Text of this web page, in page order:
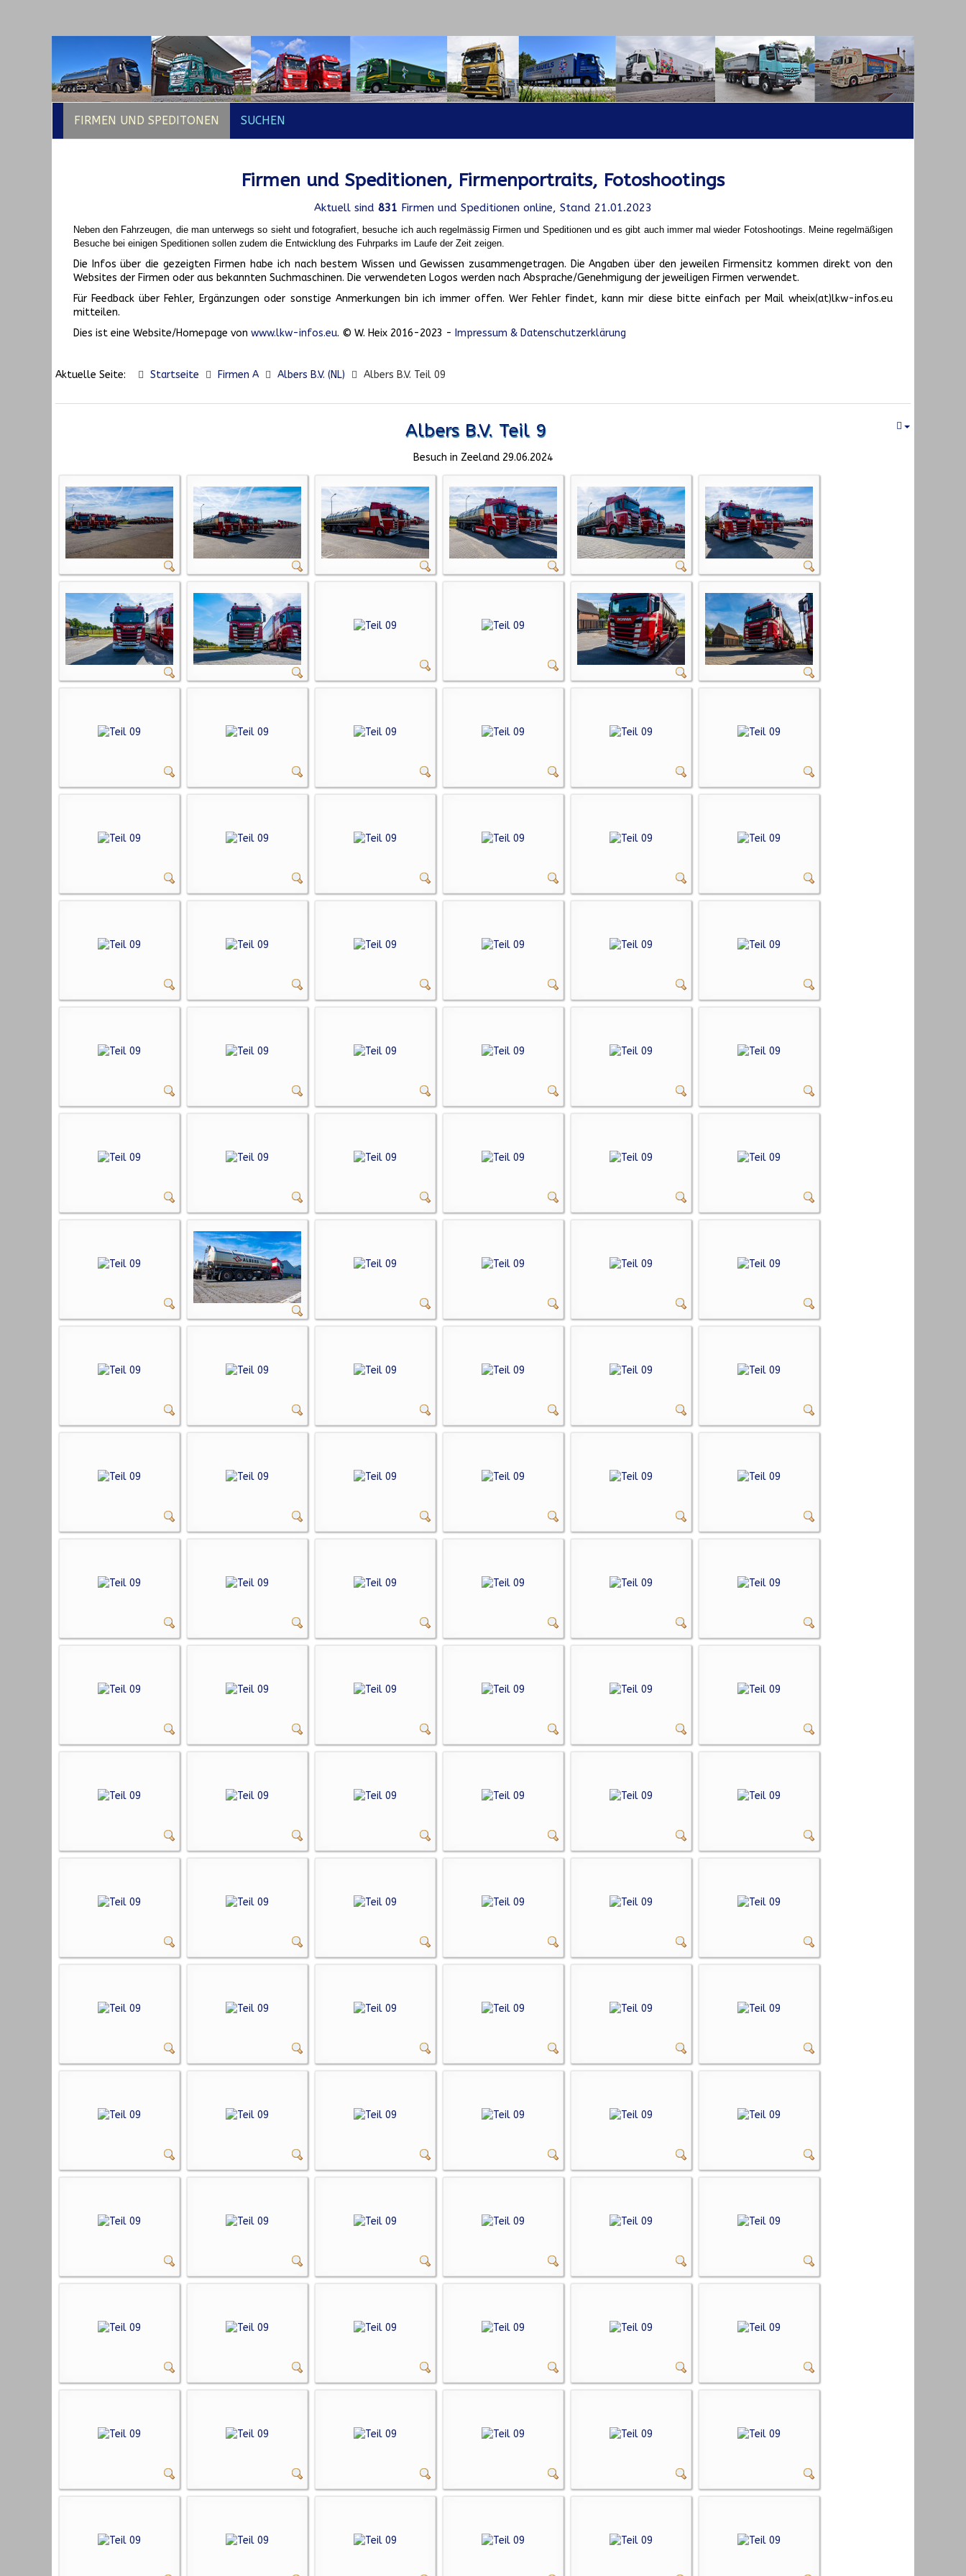
FIRMEN UND SPEDITONEN SUCHEN
Firmen und Speditionen, Firmenportraits, Fotoshootings
Aktuell sind 831 Firmen und Speditionen online, Stand 21.01.2023
Neben den Fahrzeugen, die man unterwegs so sieht und fotografiert, besuche ich auch regelmässig Firmen und Speditionen und es gibt auch immer mal wieder Fotoshootings. Meine regelmäßigen
Besuche bei einigen Speditionen sollen zudem die Entwicklung des Fuhrparks im Laufe der Zeit zeigen.
Die Infos über die gezeigten Firmen habe ich nach bestem Wissen und Gewissen zusammengetragen. Die Angaben über den jeweilen Firmensitz kommen direkt von den
Websites der Firmen oder aus bekannten Suchmaschinen. Die verwendeten Logos werden nach Absprache/Genehmigung der jeweiligen Firmen verwendet.
Für Feedback über Fehler, Ergänzungen oder sonstige Anmerkungen bin ich immer offen. Wer Fehler findet, kann mir diese bitte einfach per Mail wheix(at)lkw-infos.eu
mitteilen.
Dies ist eine Website/Homepage von www.lkw-infos.eu. © W. Heix 2016-2023 - Impressum & Datenschutzerklärung
Aktuelle Seite: Startseite Firmen A Albers B.V. (NL) Albers B.V. Teil 09
Albers B.V. Teil 9
Besuch in Zeeland 29.06.2024